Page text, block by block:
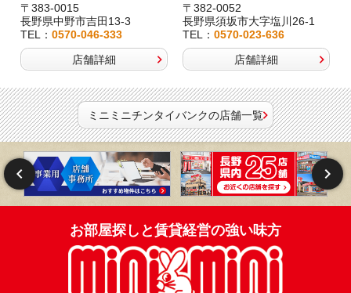
〒383-0015
長野県中野市吉田13-3
TEL： 0570-046-333
店舗詳細
〒382-0052
長野県須坂市大字塩川26-1
TEL：0570-023-636
店舗詳細
ミニミニチンタイバンクの店舗一覧
お部屋探しと賃貸経営の強い味方